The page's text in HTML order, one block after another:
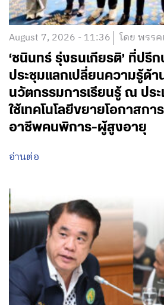
August 7, 2026 - 11:36 โดย พรรค
‘ชนินทร์ รุ่งธนเกียรติ’ ที่ปรึ
ประชุมแลกเปลี่ยนความรู้ด้า
นวัตกรรมการเรียนรู้ ณ ประ
ใช้เทคโนโลยีขยายโอกาสก
อาชีพคนพิการ-ผู้สูงอายุ
อ่านต่อ